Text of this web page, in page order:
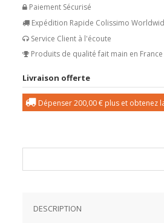
Paiement Sécurisé
Expédition Rapide Colissimo
Service Client à l'écoute
Produits de qualité fait main en France
Livraison offerte
Dépenser200,00 € plus et obtenez
DESCRIPTION